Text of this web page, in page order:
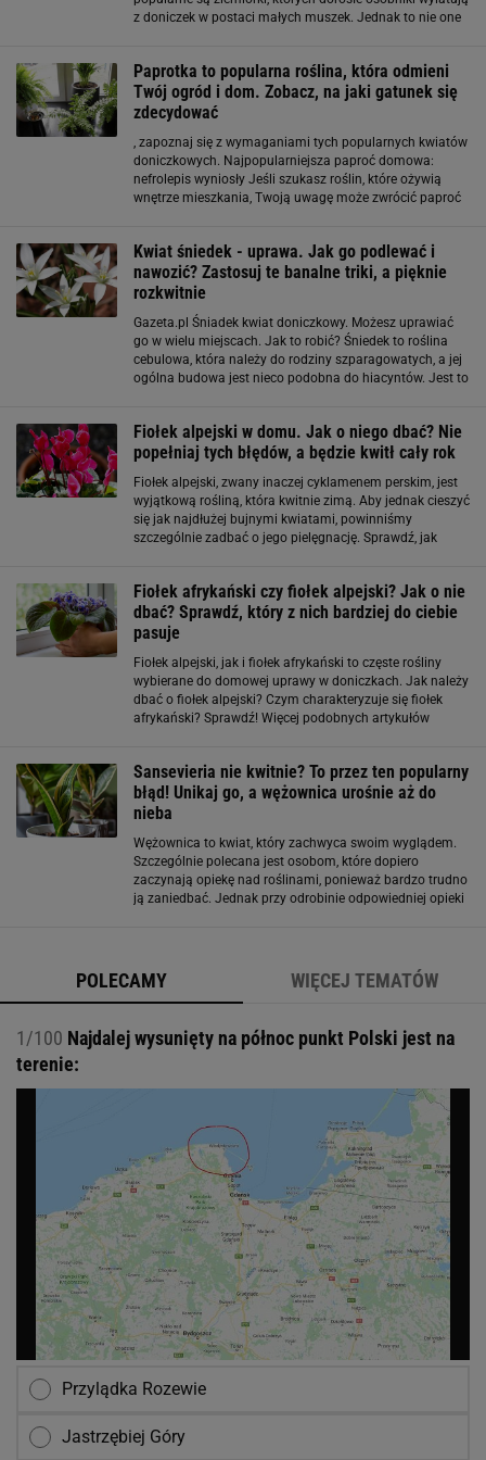
z doniczek w postaci małych muszek. Jednak to nie one
Paprotka to popularna roślina, która odmieni
Twój ogród i dom. Zobacz, na jaki gatunek się
zdecydować
, zapoznaj się z wymaganiami tych popularnych kwiatów
doniczkowych. Najpopularniejsza paproć domowa:
nefrolepis wyniosły Jeśli szukasz roślin, które ożywią
wnętrze mieszkania, Twoją uwagę może zwrócić paproć
Kwiat śniedek - uprawa. Jak go podlewać i
nawozić? Zastosuj te banalne triki, a pięknie
rozkwitnie
Gazeta.pl Śniadek kwiat doniczkowy. Możesz uprawiać
go w wielu miejscach. Jak to robić? Śniedek to roślina
cebulowa, która należy do rodziny szparagowatych, a jej
ogólna budowa jest nieco podobna do hiacyntów. Jest to
Fiołek alpejski w domu. Jak o niego dbać? Nie
popełniaj tych błędów, a będzie kwitł cały rok
Fiołek alpejski, zwany inaczej cyklamenem perskim, jest
wyjątkową rośliną, która kwitnie zimą. Aby jednak cieszyć
się jak najdłużej bujnymi kwiatami, powinniśmy
szczególnie zadbać o jego pielęgnację. Sprawdź, jak
Fiołek afrykański czy fiołek alpejski? Jak o nie
dbać? Sprawdź, który z nich bardziej do ciebie
pasuje
Fiołek alpejski, jak i fiołek afrykański to częste rośliny
wybierane do domowej uprawy w doniczkach. Jak należy
dbać o fiołek alpejski? Czym charakteryzuje się fiołek
afrykański? Sprawdź! Więcej podobnych artykułów
Sansevieria nie kwitnie? To przez ten popularny
błąd! Unikaj go, a wężownica urośnie aż do
nieba
Wężownica to kwiat, który zachwyca swoim wyglądem.
Szczególnie polecana jest osobom, które dopiero
zaczynają opiekę nad roślinami, ponieważ bardzo trudno
ją zaniedbać. Jednak przy odrobinie odpowiedniej opieki
POLECAMY WIĘCEJ TEMATÓW
1/100 Najdalej wysunięty na północ punkt Polski jest na
terenie:
Przylądka Rozewie
Jastrzębiej Góry